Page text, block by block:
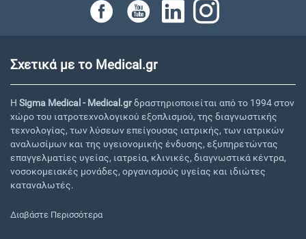
Σχετικά με το Medical.gr
Η Sigma Medical - Medical.grδραστηριοποιείται από το 1994 στον
χώρο του ιατροτεχνολογικού εξοπλισμού, της διαγνωστικής
τεχνολογίας, των λύσεων επείγουσας ιατρικής, των ιατρικών
αναλωσίμων και της υγειονομικής ένδυσης, εξυπηρετώντας
επαγγελματίες υγείας, ιατρεία, κλινικές, διαγνωστικά κέντρα,
νοσοκομειακές μονάδες, οργανισμούς υγείας και ιδιώτες
καταναλωτές.
Διαβάστε Περισσότερα